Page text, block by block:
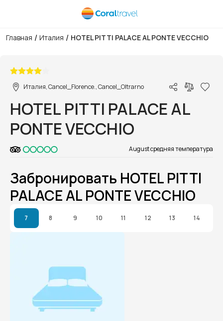
Главная / Италия / HOTEL PITTI PALACE AL PONTE VECCHIO
Италия, Cancel_Florence., Cancel_Oltrarno
HOTEL PITTI PALACE AL
PONTE VECCHIO
August средняя температура
Забронировать HOTEL PITTI
PALACE AL PONTE VECCHIO
7 8 9 10 11 12 13 14